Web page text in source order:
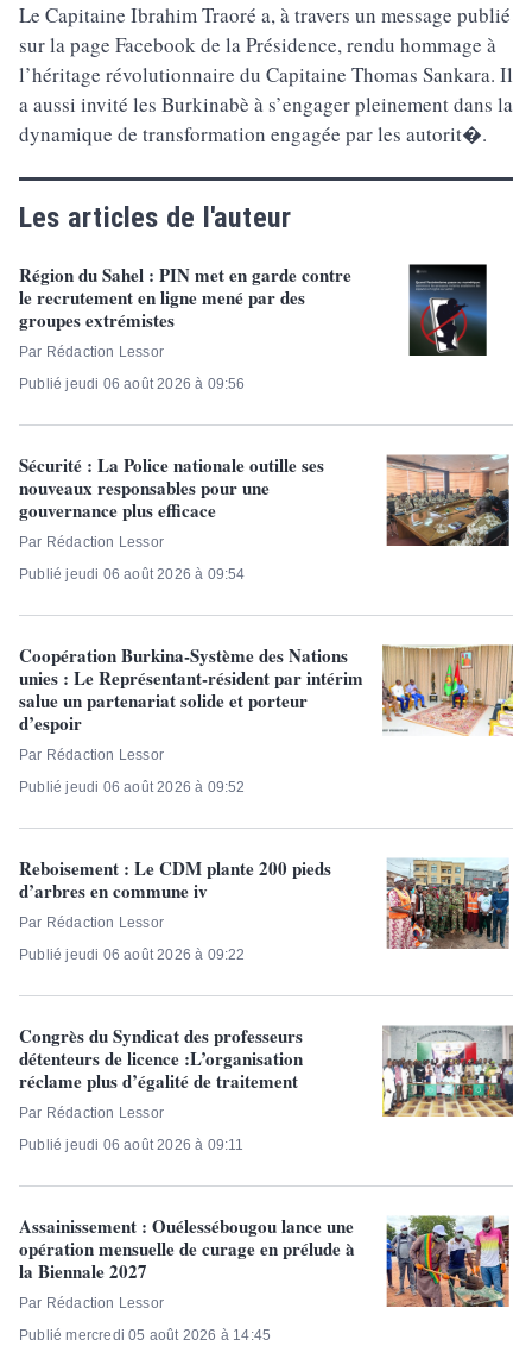
Le Capitaine Ibrahim Traoré a, à travers un message publié
sur la page Facebook de la Présidence, rendu hommage à
l’héritage révolutionnaire du Capitaine Thomas Sankara. Il
a aussi invité les Burkinabè à s’engager pleinement dans la
dynamique de transformation engagée par les autorit�.
Les articles de l'auteur
Région du Sahel : PIN met en garde contre
le recrutement en ligne mené par des
groupes extrémistes
Par Rédaction Lessor
Publié jeudi 06 août 2026 à 09:56
Sécurité : La Police nationale outille ses
nouveaux responsables pour une
gouvernance plus efficace
Par Rédaction Lessor
Publié jeudi 06 août 2026 à 09:54
Coopération Burkina-Système des Nations
unies : Le Représentant-résident par intérim
salue un partenariat solide et porteur
d’espoir
Par Rédaction Lessor
Publié jeudi 06 août 2026 à 09:52
Reboisement : Le CDM plante 200 pieds
d’arbres en commune iv
Par Rédaction Lessor
Publié jeudi 06 août 2026 à 09:22
Congrès du Syndicat des professeurs
détenteurs de licence :L’organisation
réclame plus d’égalité de traitement
Par Rédaction Lessor
Publié jeudi 06 août 2026 à 09:11
Assainissement : Ouélessébougou lance une
opération mensuelle de curage en prélude à
la Biennale 2027
Par Rédaction Lessor
Publié mercredi 05 août 2026 à 14:45